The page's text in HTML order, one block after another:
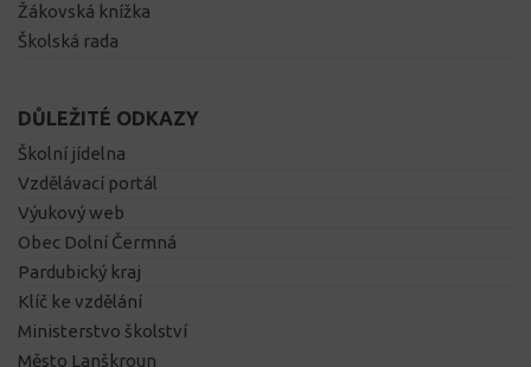
Žákovská knížka
Školská rada
DŮLEŽITÉ ODKAZY
Školní jídelna
Vzdělávací portál
Výukový web
Obec Dolní Čermná
Pardubický kraj
Klíč ke vzdělání
Ministerstvo školství
Město Lanškroun